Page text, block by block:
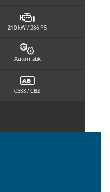
210 kW / 286 PS
Automatik
0588 / CBZ